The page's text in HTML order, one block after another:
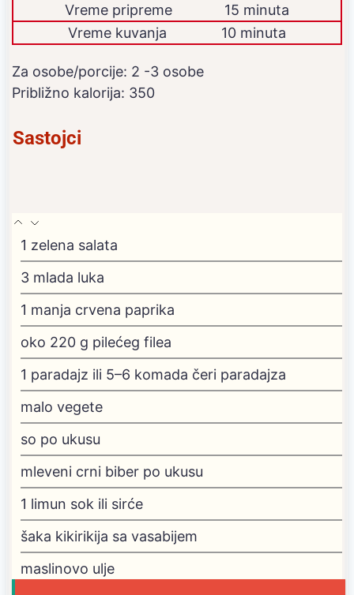
Vreme pripreme
15 minuta
Vreme kuvanja
10 minuta
Za osobe/porcije: 2 -3 osobe
Približno kalorija: 350
Sastojci
1 zelena salata
3 mlada luka
1 manja crvena paprika
oko 220 g pilećeg filea
1 paradajz ili 5–6 komada čeri paradajza
malo vegete
so po ukusu
mleveni crni biber po ukusu
1 limun sok ili sirće
šaka kikirikija sa vasabijem
maslinovo ulje